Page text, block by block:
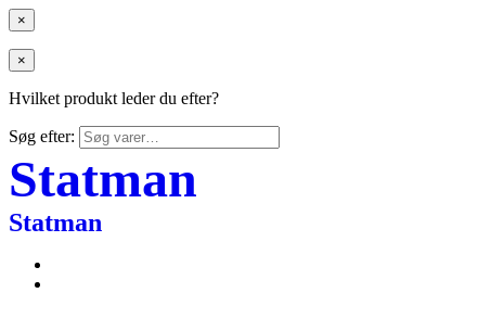
×
×
Hvilket produkt leder du efter?
Søg efter:
Statman
Statman